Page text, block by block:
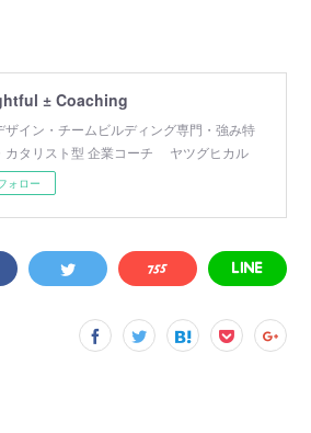
± Coaching
ザイン・チームビルディング専門・強み特
カタリスト型 企業コーチ ヤツグヒカル
ォロー